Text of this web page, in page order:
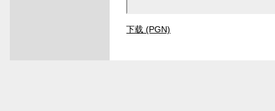
下载 (PGN)